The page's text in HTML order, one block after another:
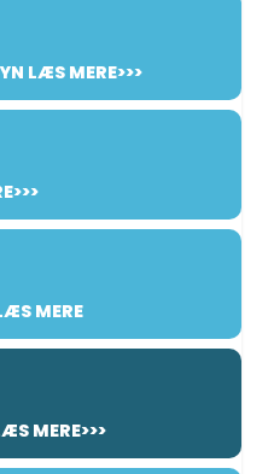
LÆS MERE>>>
MERE
MERE>>>